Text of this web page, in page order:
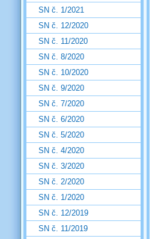
SN č. 1/2021
SN č. 12/2020
SN č. 11/2020
SN č. 8/2020
SN č. 10/2020
SN č. 9/2020
SN č. 7/2020
SN č. 6/2020
SN č. 5/2020
SN č. 4/2020
SN č. 3/2020
SN č. 2/2020
SN č. 1/2020
SN č. 12/2019
SN č. 11/2019